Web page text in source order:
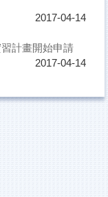
2017-04-14
計畫開始申請
2017-04-14